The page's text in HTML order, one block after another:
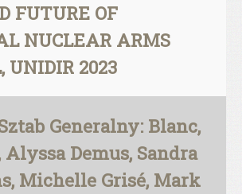
FUTURE OF
NUCLEAR ARMS
UNIDIR 2023
Generalny: Blanc,
Demus, Sandra
Michelle Grisé, Mark